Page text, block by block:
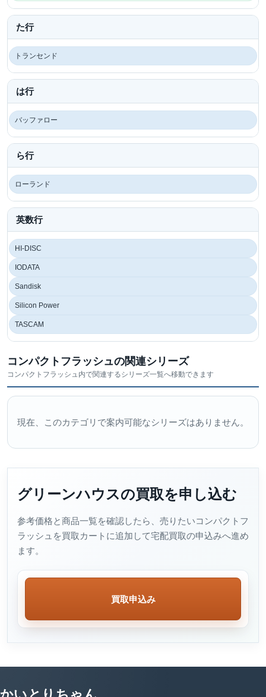
た行
トランセンド
は行
バッファロー
ら行
ローランド
英数行
HI-DISC
IODATA
Sandisk
Silicon Power
TASCAM
コンパクトフラッシュの関連シリーズ
コンパクトフラッシュ内で関連するシリーズ一覧へ移動できます
現在、このカテゴリで案内可能なシリーズはありません。
グリーンハウスの買取を申し込む
参考価格と商品一覧を確認したら、売りたいコンパクトフ
ラッシュを買取カートに追加して宅配買取の申込みへ進め
ます。
買取申込み